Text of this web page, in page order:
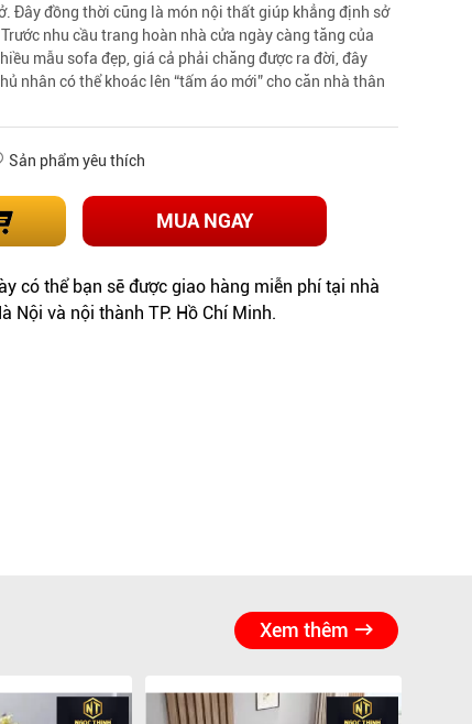
Đây đồng thời cũng là món nội thất giúp khẳng định sở
nhu cầu trang hoàn nhà cửa ngày càng tăng của
mẫu sofa đẹp, giá cả phải chăng được ra đời, đây
nhân có thể khoác lên “tấm áo mới” cho căn nhà thân
Sản phẩm yêu thích
MUA NGAY
có thể bạn sẽ được giao hàng miễn phí tại nhà
Nội và nội thành TP. Hồ Chí Minh.
Xem thêm